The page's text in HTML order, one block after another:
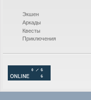
Экшен
Аркады
Квесты
Приключения